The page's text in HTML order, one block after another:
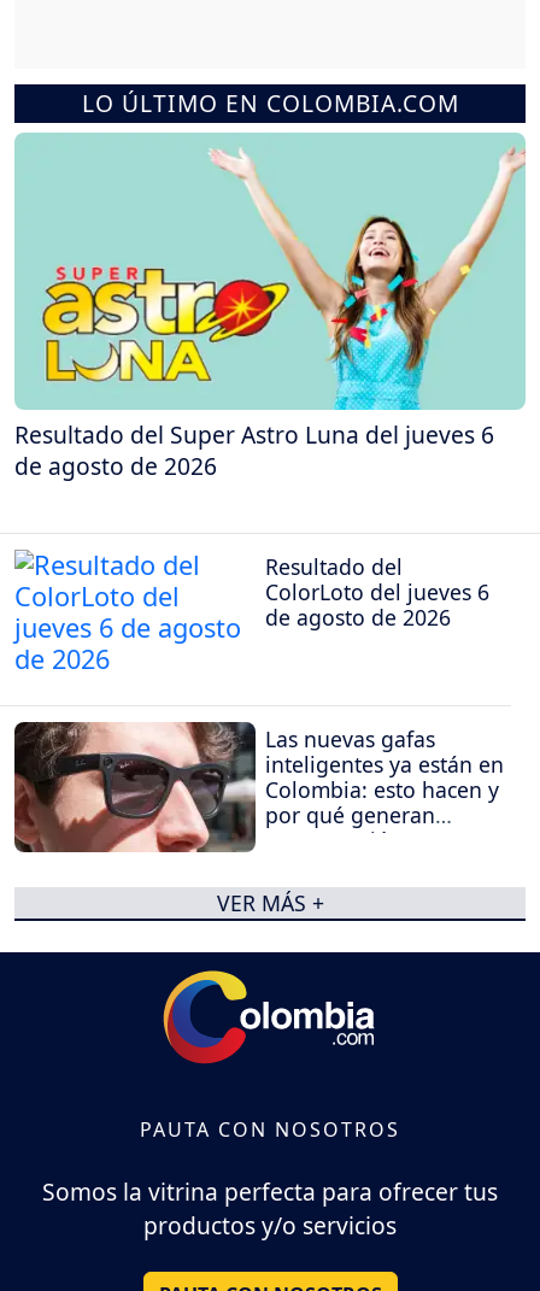
LO ÚLTIMO EN COLOMBIA.COM
Resultado del Super Astro Luna del jueves 6
de agosto de 2026
Resultado del
ColorLoto del jueves 6
de agosto de 2026
Las nuevas gafas
inteligentes ya están en
Colombia: esto hacen y
por qué generan
preocupación
VER MÁS +
PAUTA CON NOSOTROS
Somos la vitrina perfecta para ofrecer tus
productos y/o servicios